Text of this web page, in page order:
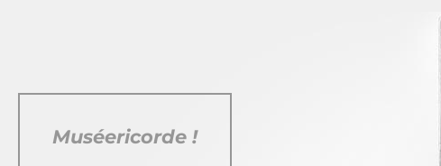
Muséericorde !